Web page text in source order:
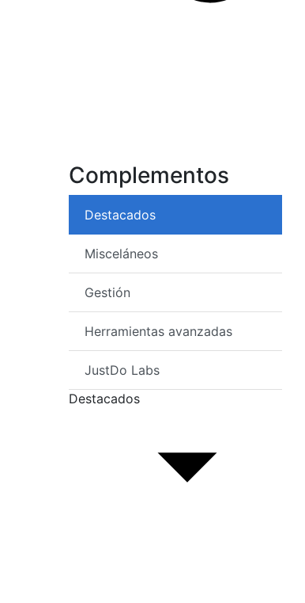
Complementos
Destacados
Misceláneos
Gestión
Herramientas avanzadas
JustDo Labs
Destacados